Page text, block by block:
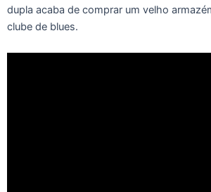
dupla acaba de comprar um velho
clube de blues.